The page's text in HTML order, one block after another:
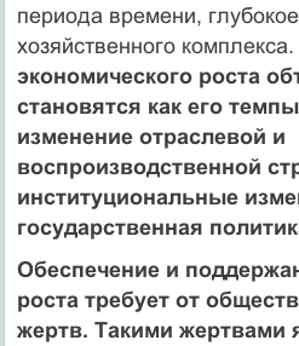
периода времени,
хозяйственного комплекса.
экономического роста
становятся как его
из­менение отраслевой и
воспроизводственной
институциональные
государственная
Обеспечение и
роста требует от
жертв. Такими жертвами